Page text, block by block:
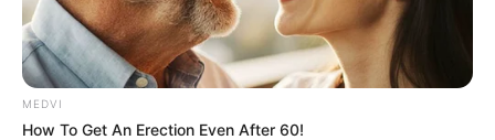
MEDVI
How To Get An Erection Even After 60!